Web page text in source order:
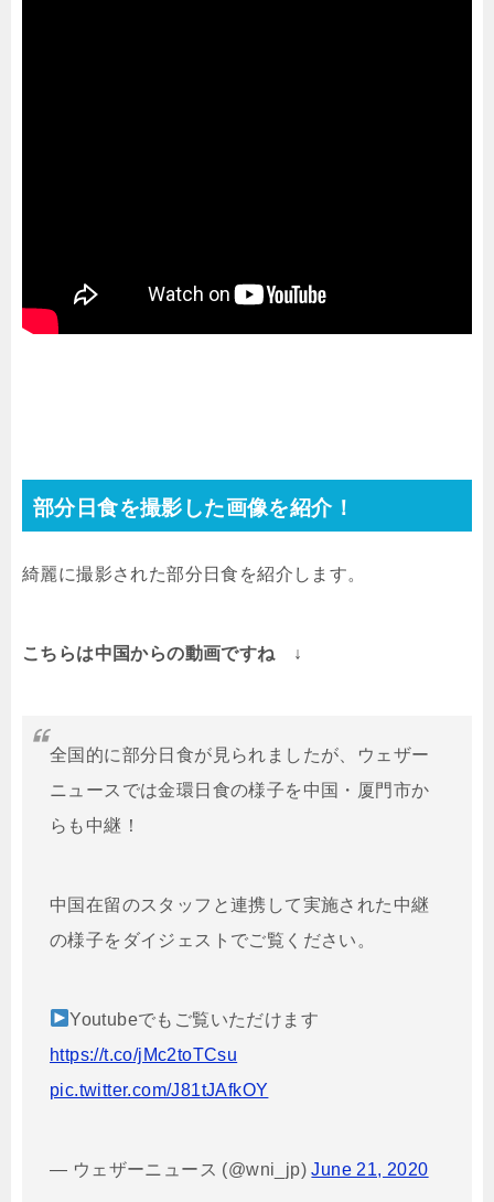
部分日食を撮影した画像を紹介！
綺麗に撮影された部分日食を紹介します。
こちらは中国からの動画ですね ↓
全国的に部分日食が見られましたが、ウェザー
ニュースでは金環日食の様子を中国・厦門市か
らも中継！
中国在留のスタッフと連携して実施された中継
の様子をダイジェストでご覧ください。
Youtubeでもご覧いただけます
https://t.co/jMc2toTCsu
pic.twitter.com/J81tJAfkOY
— ウェザーニュース (@wni_jp)June 21, 2020